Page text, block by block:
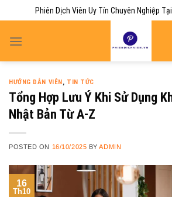
to
content
Phiên Dịch Viên Uy Tín Chuyên Nghiệp
HƯỚNG DẪN VIÊN, TIN TỨC
Tổng Hợp Lưu Ý Khi Sử Dụng
Nhật Bản Từ A-Z
POSTED ON 16/10/2025 BYADMIN
16
Th10